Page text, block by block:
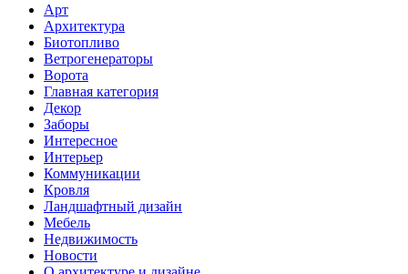
Арт
Архитектура
Биотопливо
Ветрогенераторы
Ворота
Главная категория
Декор
Заборы
Интересное
Интерьер
Коммуникации
Кровля
Ландшафтный дизайн
Мебель
Недвижимость
Новости